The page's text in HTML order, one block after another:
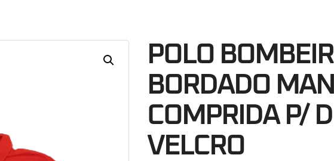
POLO
BORDADO
COMPRIDA P/
VELCRO